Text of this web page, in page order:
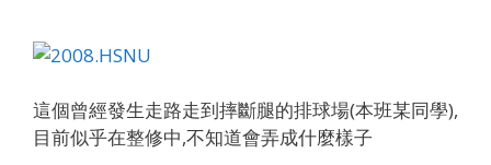
這個曾經發生走路走到摔斷腿的排球場(本班某同學),
目前似乎在整修中,不知道會弄成什麼樣子